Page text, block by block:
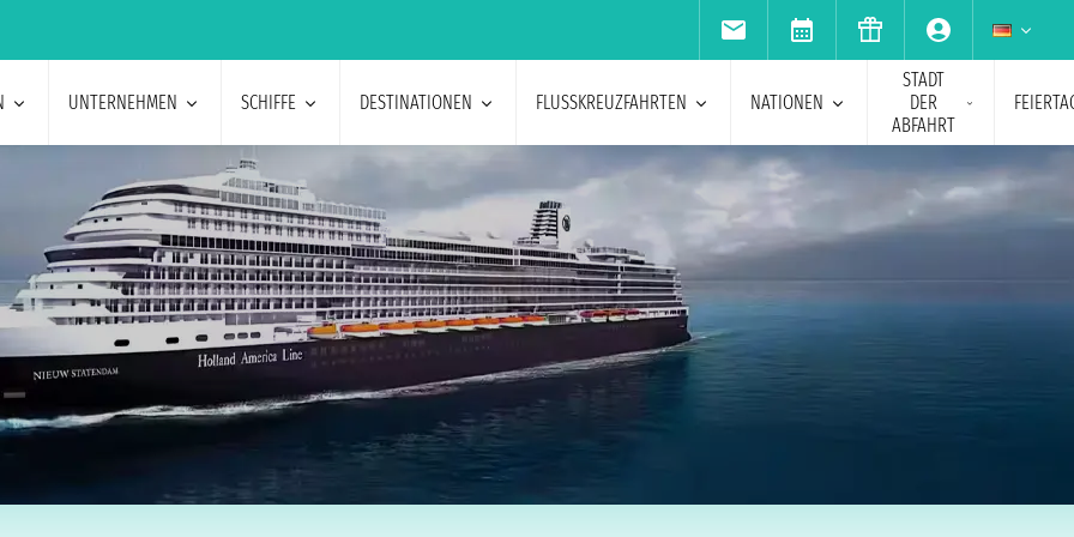
UNTERNEHMEN SCHIFFE DESTINATIONEN FLUSSKREUZFAHRTEN NATIONEN
STADT
DER
ABFAHRT